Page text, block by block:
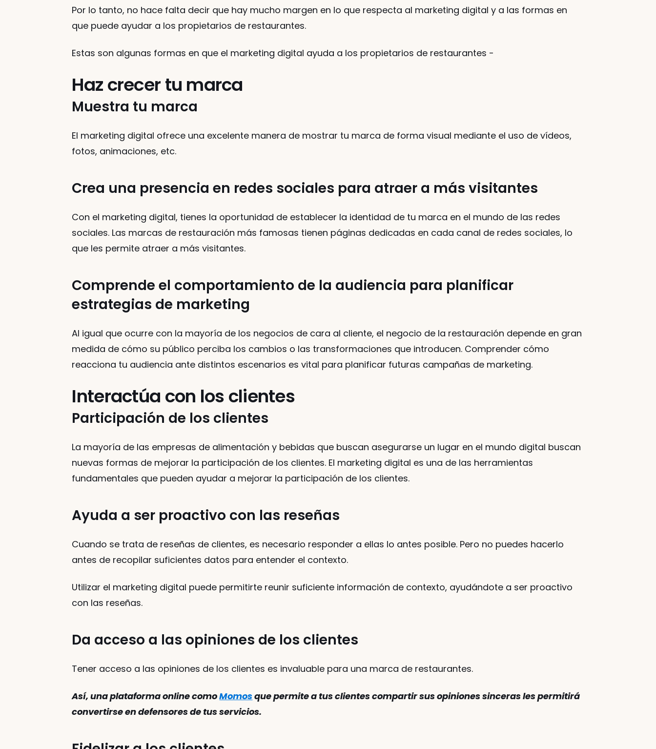
Por lo tanto, no hace falta decir que hay mucho margen en lo que respecta al marketing digital y a las formas en
que puede ayudar a los propietarios de restaurantes.
Estas son algunas formas en que el marketing digital ayuda a los propietarios de restaurantes -
Haz crecer tu marca
Muestra tu marca
El marketing digital ofrece una excelente manera de mostrar tu marca de forma visual mediante el uso de vídeos,
fotos, animaciones, etc.
Crea una presencia en redes sociales para atraer a más visitantes
Con el marketing digital, tienes la oportunidad de establecer la identidad de tu marca en el mundo de las redes
sociales. Las marcas de restauración más famosas tienen páginas dedicadas en cada canal de redes sociales, lo
que les permite atraer a más visitantes.
Comprende el comportamiento de la audiencia para planificar
estrategias de marketing
Al igual que ocurre con la mayoría de los negocios de cara al cliente, el negocio de la restauración depende en gran
medida de cómo su público perciba los cambios o las transformaciones que introducen. Comprender cómo
reacciona tu audiencia ante distintos escenarios es vital para planificar futuras campañas de marketing.
Interactúa con los clientes
Participación de los clientes
La mayoría de las empresas de alimentación y bebidas que buscan asegurarse un lugar en el mundo digital buscan
nuevas formas de mejorar la participación de los clientes. El marketing digital es una de las herramientas
fundamentales que pueden ayudar a mejorar la participación de los clientes.
Ayuda a ser proactivo con las reseñas
Cuando se trata de reseñas de clientes, es necesario responder a ellas lo antes posible. Pero no puedes hacerlo
antes de recopilar suficientes datos para entender el contexto.
Utilizar el marketing digital puede permitirte reunir suficiente información de contexto, ayudándote a ser proactivo
con las reseñas.
Da acceso a las opiniones de los clientes
Tener acceso a las opiniones de los clientes es invaluable para una marca de restaurantes.
Así, una plataforma online como Momos que permite a tus clientes compartir sus opiniones sinceras les permitirá
convertirse en defensores de tus servicios.